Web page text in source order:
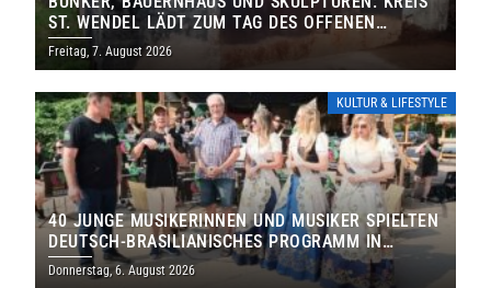
ST. WENDEL LÄDT ZUM TAG DES OFFENEN
DENKMALS EIN
Freitag, 7. August 2026
KULTUR & LIFESTYLE
40 JUNGE MUSIKERINNEN UND MUSIKER SPIELTEN
DEUTSCH-BRASILIANISCHES PROGRAMM IN
THOLEY
Donnerstag, 6. August 2026